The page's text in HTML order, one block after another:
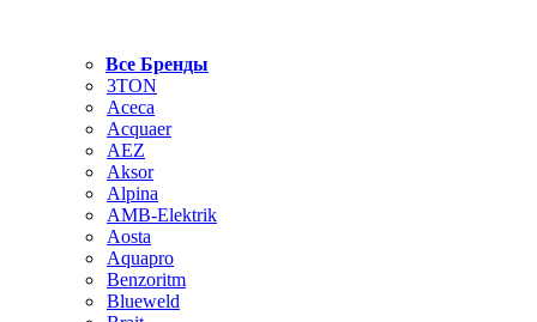
Все Бренды
3TON
Aceca
Acquaer
AEZ
Aksor
Alpina
AMB-Elektrik
Aosta
Aquapro
Benzoritm
Blueweld